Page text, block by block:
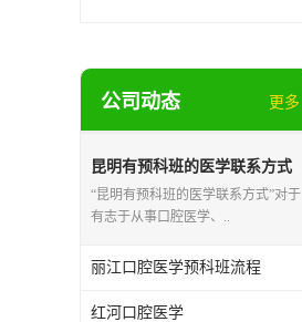
公司动态 更多
昆明有预科班的医学联系方式
“昆明有预科班的医学联系方式”对于
有志于从事口腔医学、..
丽江口腔医学预科班流程
红河口腔医学